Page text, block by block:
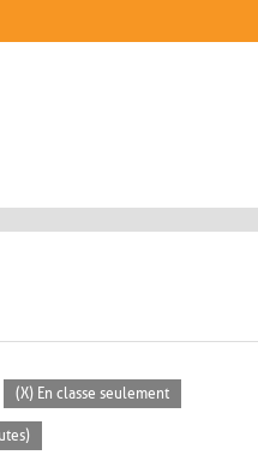
(X) En classe seulement